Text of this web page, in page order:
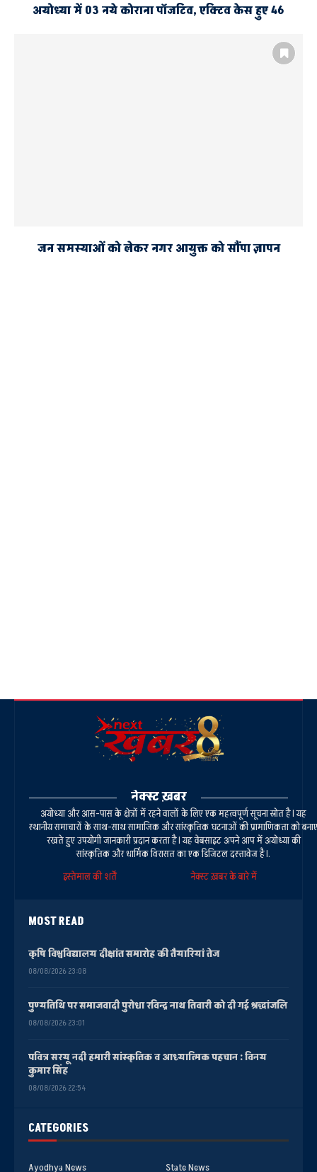
अयोध्या में 03 नये कोराना पॉजटिव, एक्टिव केस हुए 46
जन समस्याओं को लेकर नगर आयुक्त को सौंपा ज्ञापन
CATEGORIES
Ayodhya News State News
नेक्स्ट ख़बर
अयोध्या और आस-पास के क्षेत्रों में रहने वालों के लिए एक महत्वपूर्ण सूचना स्रोत है। यह
स्थानीय समाचारों के साथ-साथ सामाजिक और सांस्कृतिक घटनाओं की प्रामाणिकता को बनाए
रखते हुए उपयोगी जानकारी प्रदान करता है। यह वेबसाइट अपने आप में अयोध्या की
सांस्कृतिक और धार्मिक विरासत का एक डिजिटल दस्तावेज है।.
इस्तेमाल की शर्तें
नेक्स्ट ख़बर के बारे में
MOST READ
कृषि विश्वविद्यालय दीक्षांत समारोह की तैयारियां तेज
08/08/2026 23:08
पुण्यतिथि पर समाजवादी पुरोधा रविन्द्र नाथ तिवारी को दी गई श्रद्धांजलि
08/08/2026 23:01
पवित्र सरयू नदी हमारी सांस्कृतिक व आध्यात्मिक पहचान : विनय
कुमार सिंह
08/08/2026 22:54